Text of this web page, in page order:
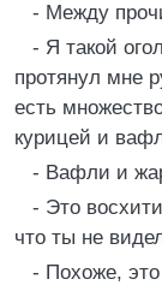
- Между
- Я такой
протянул мне
есть
курицей и
- Вафли и
- Это
что ты не
- Похоже,